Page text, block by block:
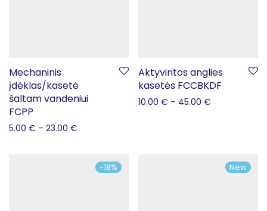
Mechaninis
įdėklas/kasetė
šaltam vandeniui
FCPP
5.00 € – 23.00 €
Aktyvintos anglies
kasetės FCCBKDF
10.00 € – 45.00 €
-18% New